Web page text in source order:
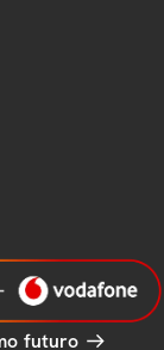
futuro